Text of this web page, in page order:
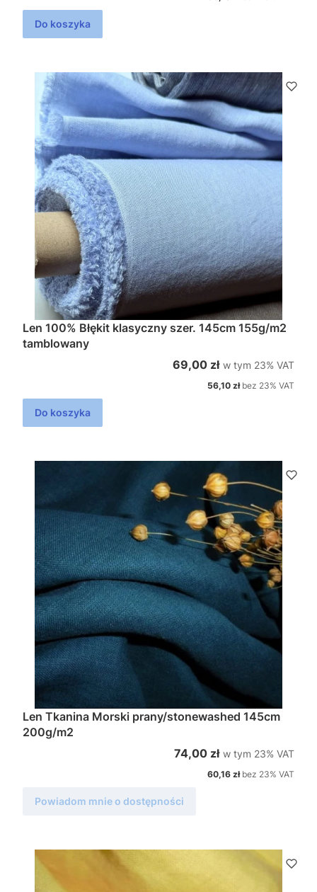
Do koszyka
Len 100% Błękit klasyczny szer. 145cm 155g/m2
tamblowany
Cena brutto
69,00 zł w tym %s VAT
w tym 23% VAT
Cena netto
56,10 zł bez 23% VAT
Do koszyka
Len Tkanina Morski prany/stonewashed 145cm
200g/m2
Cena brutto
74,00 zł w tym %s VAT
w tym 23% VAT
Cena netto
60,16 zł bez 23% VAT
Powiadom mnie o dostępności